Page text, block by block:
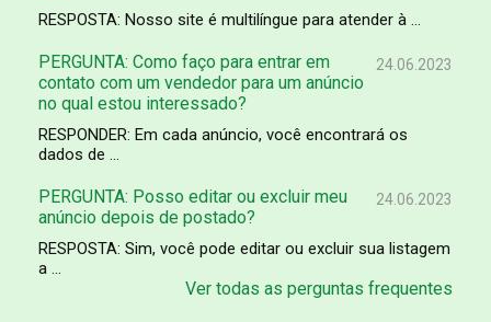
RESPOSTA: Nosso site é multilíngue para atender à ...
24.06.2023
PERGUNTA: Como faço para entrar em
contato com um vendedor para um anúncio
no qual estou interessado?
RESPONDER: Em cada anúncio, você encontrará os
dados de ...
24.06.2023
PERGUNTA: Posso editar ou excluir meu
anúncio depois de postado?
RESPOSTA: Sim, você pode editar ou excluir sua listagem
a ...
Ver todas as perguntas frequentes